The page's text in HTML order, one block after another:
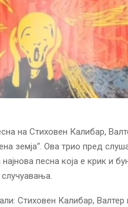
на Стиховен Калибар,
земја“. Ова трио пред
песна која е крик и
Стиховен Калибар, Валтер